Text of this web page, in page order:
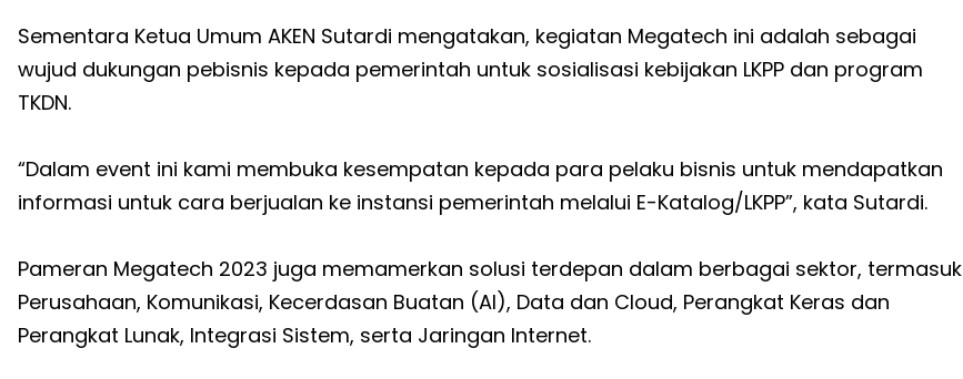
Sementara Ketua Umum AKEN Sutardi mengatakan, kegiatan Megatech ini adalah sebagai
wujud dukungan pebisnis kepada pemerintah untuk sosialisasi kebijakan LKPP dan program
TKDN.
“Dalam event ini kami membuka kesempatan kepada para pelaku bisnis untuk mendapatkan
informasi untuk cara berjualan ke instansi pemerintah melalui E-Katalog/LKPP”, kata Sutardi.
Pameran Megatech 2023 juga memamerkan solusi terdepan dalam berbagai sektor, termasuk
Perusahaan, Komunikasi, Kecerdasan Buatan (AI), Data dan Cloud, Perangkat Keras dan
Perangkat Lunak, Integrasi Sistem, serta Jaringan Internet.